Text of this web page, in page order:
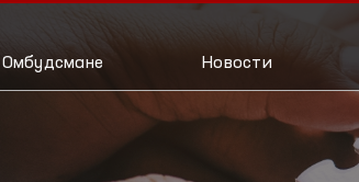
Новости